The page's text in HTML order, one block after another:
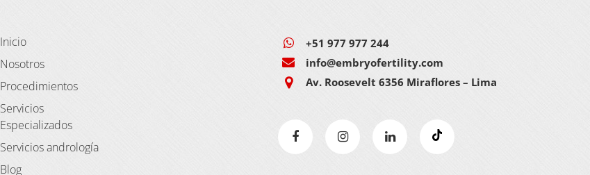
Inicio
Nosotros
Procedimientos
Servicios
Especializados
Servicios andrología
Blog
+51 977 977 244
info@embryofertility.com
Av. Roosevelt 6356 Miraflores – Lima